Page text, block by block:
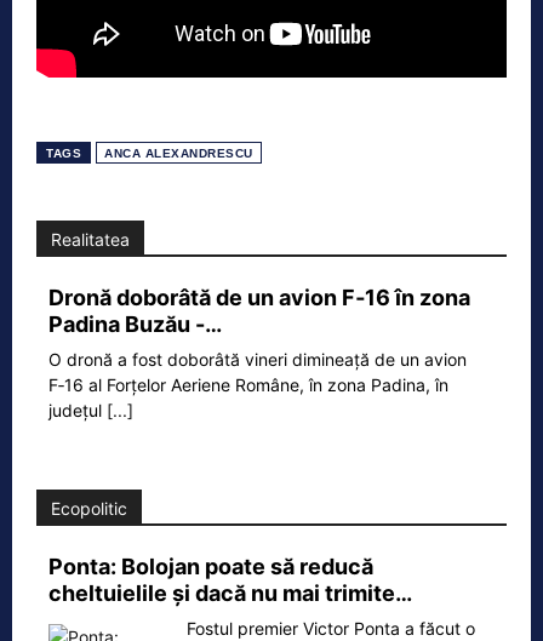
TAGS ANCA ALEXANDRESCU
Realitatea
Dronă doborâtă de un avion F‑16 în zona
Padina Buzău -…
O dronă a fost doborâtă vineri dimineață de un avion
F‑16 al Forțelor Aeriene Române, în zona Padina, în
județul [...]
Ecopolitic
Ponta: Bolojan poate să reducă
cheltuielile şi dacă nu mai trimite…
Fostul premier Victor Ponta a făcut o